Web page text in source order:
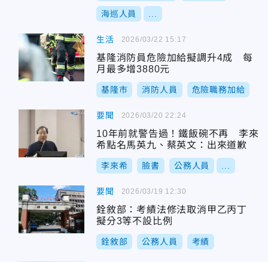
海巡人員
生活
基隆消防員危險加給擬調升4成 每
月最多增3880元
基隆市 消防人員 危險職務加給
2026/03/22 15:17
要聞
10年前就警告過！鐵飯碗不再 李來
希點名馬英九、蔡英文：出來道歉
李來希 臉書 公務人員
2026/03/20 22:24
要聞
銓敘部：考績法修法取消甲乙丙丁
擬分3等不設比例
銓敘部 公務人員 考績
2026/03/19 12:30